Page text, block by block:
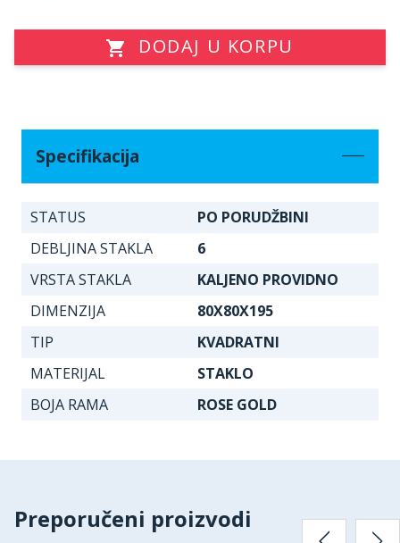
DODAJ U KORPU
Specifikacija
STATUS
PO PORUDŽBINI
DEBLJINA STAKLA
6
VRSTA STAKLA
KALJENO PROVIDNO
DIMENZIJA
80X80X195
TIP
KVADRATNI
MATERIJAL
STAKLO
BOJA RAMA
ROSE GOLD
Preporučeni proizvodi